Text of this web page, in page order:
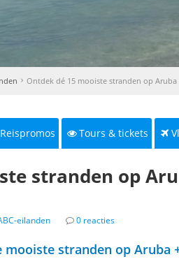
Ontdek dé 15 mooiste stranden op Aruba
Reispromos Tours & tickets
stranden op
eilanden 0 reacties
mooiste stranden op Aruba